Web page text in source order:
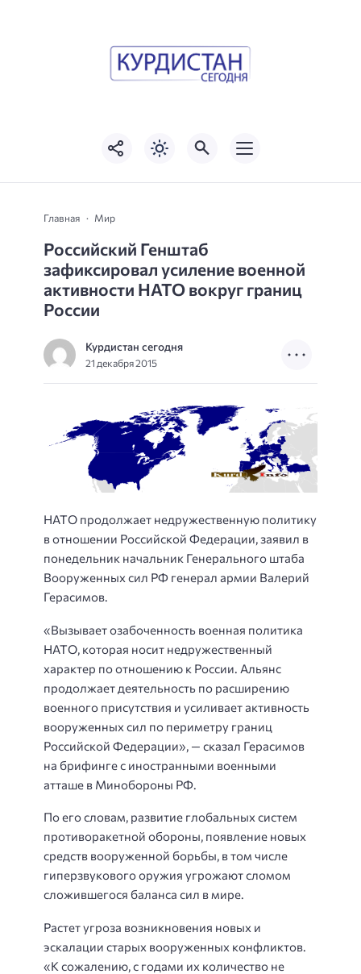
Главная Мир
Российский Генштаб
зафиксировал усиление военной
активности НАТО вокруг границ
России
Курдистан сегодня
21 декабря 2015
НАТО продолжает недружественную политику
в отношении Российской Федерации, заявил в
понедельник начальник Генерального штаба
Вооруженных сил РФ генерал армии Валерий
Герасимов.
«Вызывает озабоченность военная политика
НАТО, которая носит недружественный
характер по отношению к России. Альянс
продолжает деятельность по расширению
военного присутствия и усиливает активность
вооруженных сил по периметру границ
Российской Федерации», — сказал Герасимов
на брифинге с иностранными военными
атташе в Минобороны РФ.
По его словам, развитие глобальных систем
противоракетной обороны, появление новых
средств вооруженной борьбы, в том числе
гиперзвукового оружия угрожают сломом
сложившегося баланса сил в мире.
Растет угроза возникновения новых и
эскалации старых вооруженных конфликтов.
«К сожалению, с годами их количество не